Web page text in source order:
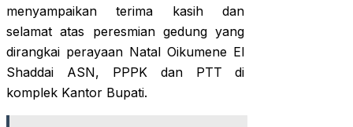
menyampaikan terima kasih dan
selamat atas peresmian gedung yang
dirangkai perayaan Natal Oikumene El
Shaddai ASN, PPPK dan PTT di
komplek Kantor Bupati.